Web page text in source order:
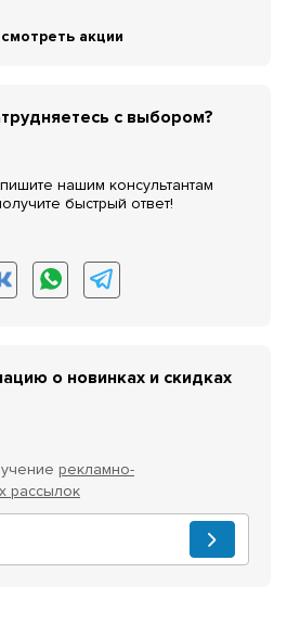
акции
с выбором?
нашим консультантам
быстрый ответ!
о новинках и скидках
рекламно-
рассылок